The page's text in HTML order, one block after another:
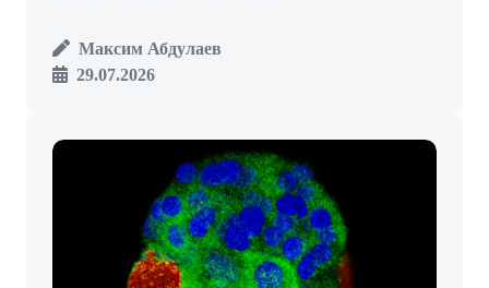
Максим Абдулаев
29.07.2026